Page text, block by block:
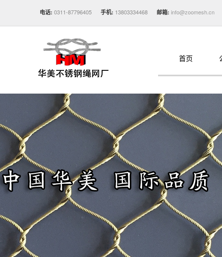
电话: 0311-87796405 手机: 13803334468 邮箱: info@zoomesh.cn
首页